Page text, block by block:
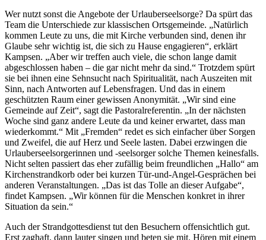
Wer nutzt sonst die Angebote der Urlauberseelsorge? Da spürt das
Team die Unterschiede zur klassischen Ortsgemeinde. „Natürlich
kommen Leute zu uns, die mit Kirche verbunden sind, denen ihr
Glaube sehr wichtig ist, die sich zu Hause engagieren“, erklärt
Kampsen. „Aber wir treffen auch viele, die schon lange damit
abgeschlossen haben – die gar nicht mehr da sind.“ Trotzdem spürt
sie bei ihnen eine Sehnsucht nach Spiritualität, nach Auszeiten mit
Sinn, nach Antworten auf Lebensfragen. Und das in einem
geschützten Raum einer gewissen Anonymität. „Wir sind eine
Gemeinde auf Zeit“, sagt die Pastoralreferentin. „In der nächsten
Woche sind ganz andere Leute da und keiner erwartet, dass man
wiederkommt.“ Mit „Fremden“ redet es sich einfacher über Sorgen
und Zweifel, die auf Herz und Seele lasten. Dabei erzwingen die
Urlauberseelsorgerinnen und -seelsorger solche Themen keinesfalls.
Nicht selten passiert das eher zufällig beim freundlichen „Hallo“ am
Kirchenstrandkorb oder bei kurzen Tür-und-Angel-Gesprächen bei
anderen Veranstaltungen. „Das ist das Tolle an dieser Aufgabe“,
findet Kampsen. „Wir können für die Menschen konkret in ihrer
Situation da sein.“
Auch der Strandgottesdienst tut den Besuchern offensichtlich gut.
Erst zaghaft, dann lauter singen und beten sie mit. Hören mit einem